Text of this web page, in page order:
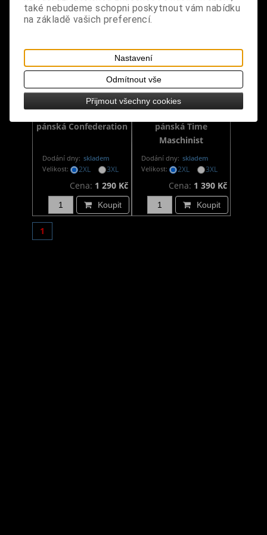
Steampunková vesta
pánská Confederation
Dodání dny: skladem
Velikost:
2XL 3XL
Cena: 1 290 Kč
Koupit
Steampunková vesta
pánská Time
Maschinist
Dodání dny: skladem
Velikost:
2XL 3XL
Cena: 1 390 Kč
Koupit
1
také nebudeme schopni poskytnout vám nabídku
na základě vašich preferencí.
Nastavení
Odmítnout vše
Přijmout všechny cookies